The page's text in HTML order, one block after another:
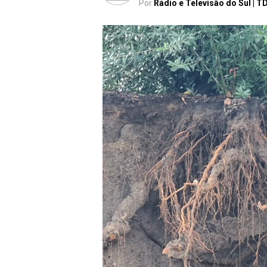
Por Rádio e Televisão do Sul |